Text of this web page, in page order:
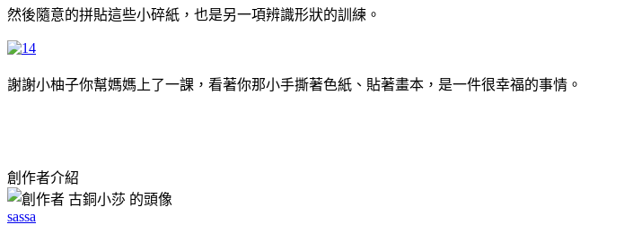
然後隨意的拼貼這些小碎紙，也是另一項辨識形狀的訓練。
謝謝小柚子你幫媽媽上了一課，看著你那小手撕著色紙、貼著畫本，是一件很幸福的事情。
創作者介紹
sassa